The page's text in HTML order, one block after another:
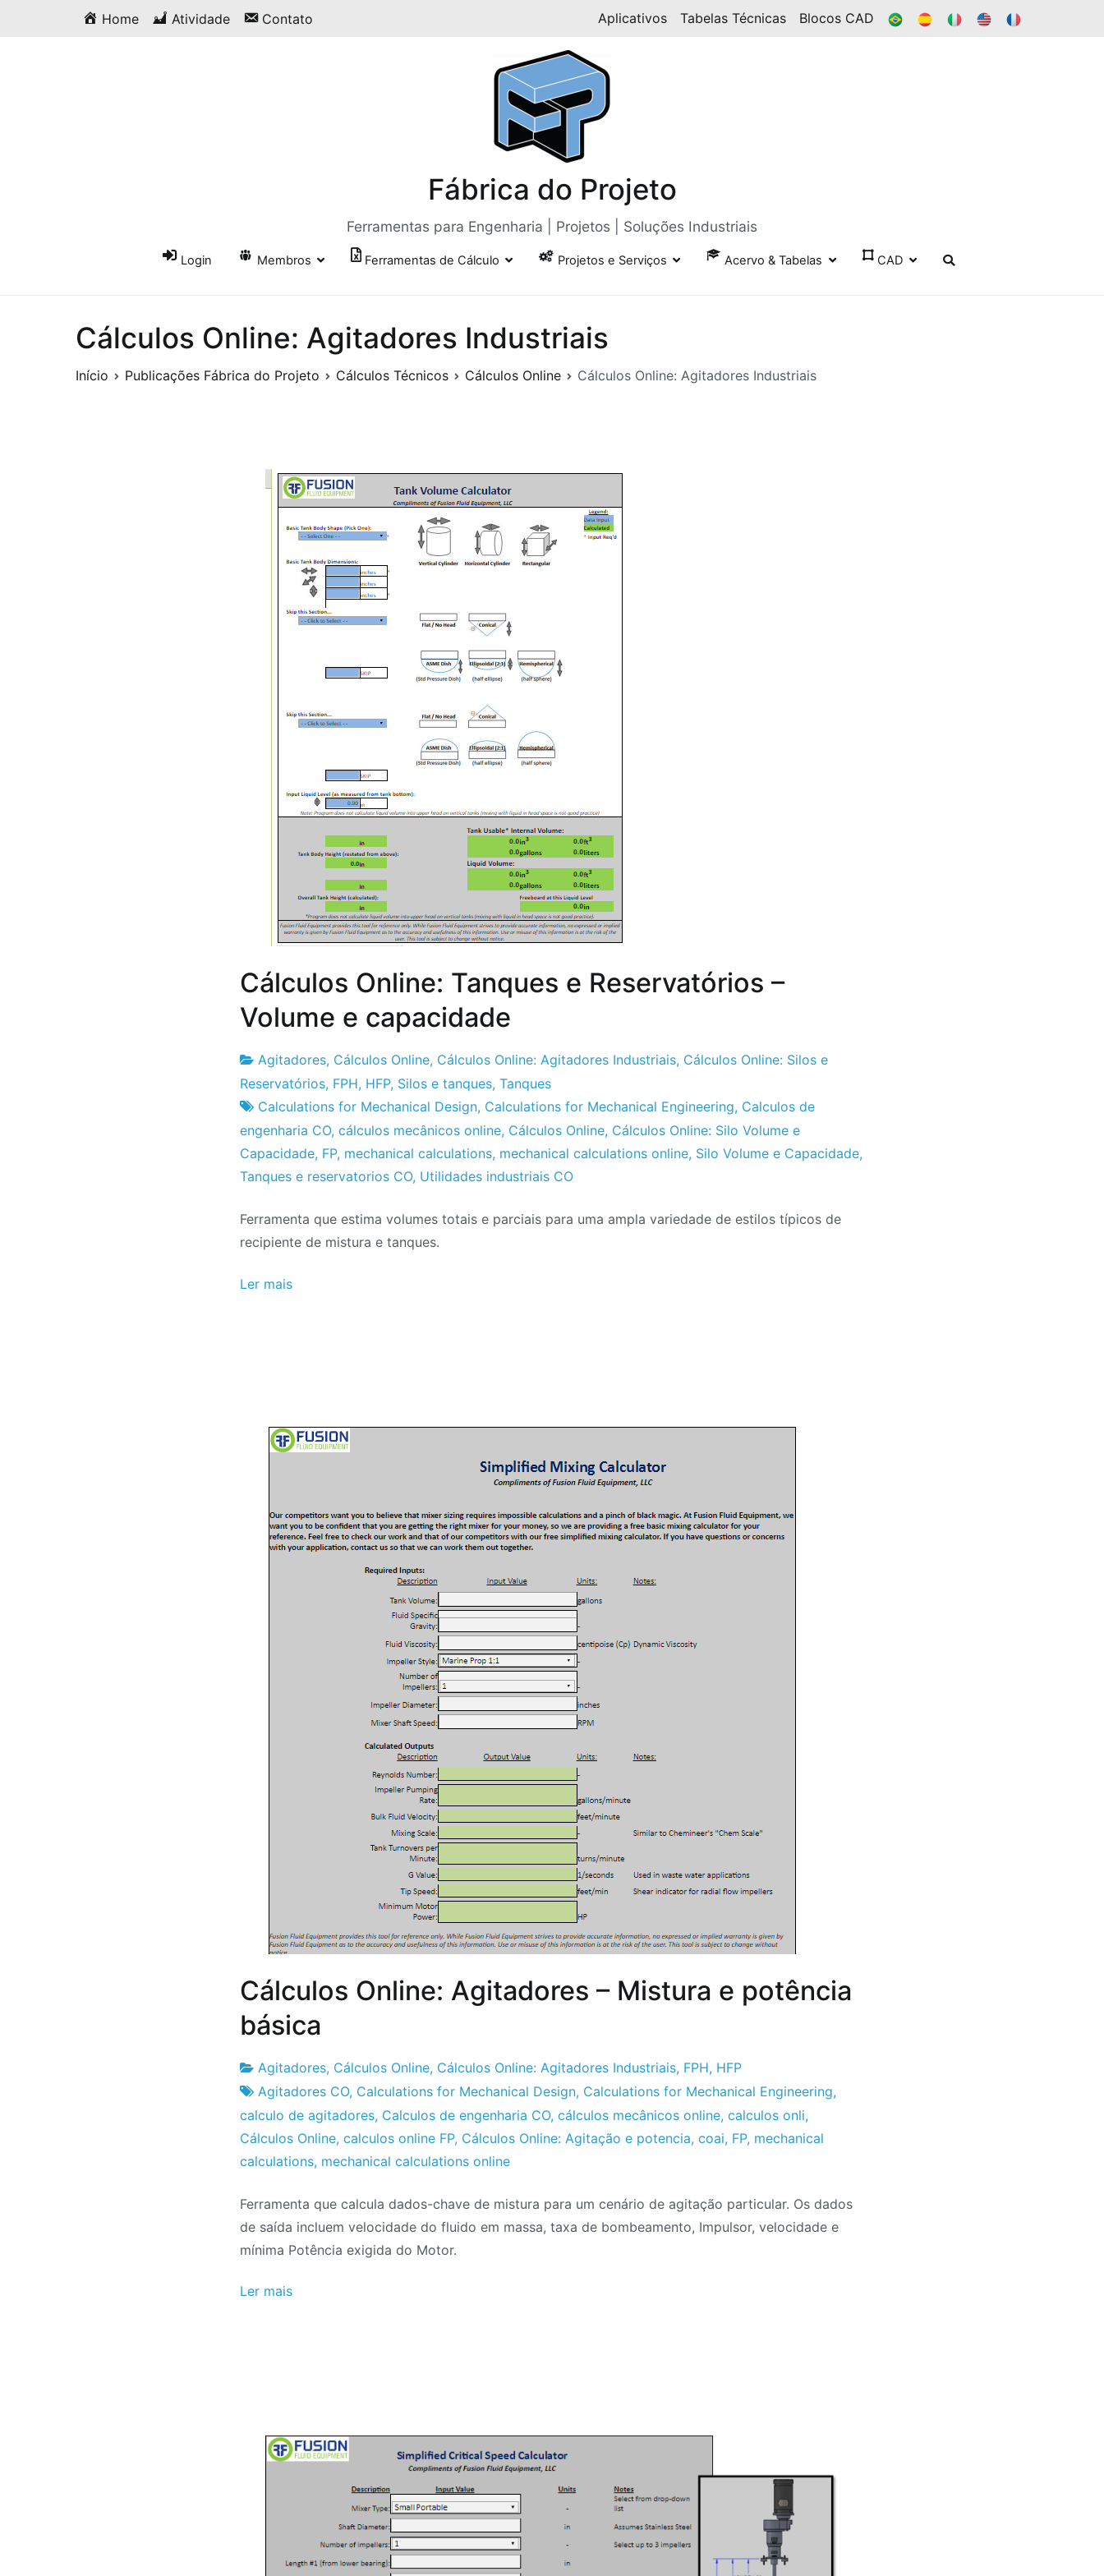
Home Atividade Contato Aplicativos Tabelas Técnicas Blocos CAD BR ES EN
Fábrica do Projeto
Ferramentas para Engenharia | Projetos | Soluções Industriais
Login Membros Ferramentas de Cálculo Projetos e Serviços Acervo & Tabelas CAD
Cálculos Online: Agitadores Industriais
Início Publicações Fábrica do Projeto Cálculos Técnicos Cálculos Online Cálculos Online: Agitadores Industriais
Cálculos Online: Tanques e Reservatórios –
Volume e capacidade
Fabrica
do
Projeto
7
de
Setembro
de
2016
Agitadores, Cálculos Online, Cálculos Online: Agitadores Industriais, Cálculos Online: Silos e
Reservatórios, FPH, HFP, Silos e tanques, Tanques
Calculations for Mechanical Design, Calculations for Mechanical Engineering, Calculos de
engenharia CO, cálculos mecânicos online, Cálculos Online, Cálculos Online: Silo Volume e
Capacidade, FP, mechanical calculations, mechanical calculations online, Silo Volume e Capacidade,
Tanques e reservatorios CO, Utilidades industriais CO
Ferramenta que estima volumes totais e parciais para uma ampla variedade de estilos típicos de
recipiente de mistura e tanques.
Ler mais
Cálculos Online: Agitadores – Mistura e potência
básica
Fabrica
do
Projeto
7
de
Setembro
de
Agitadores, Cálculos Online, Cálculos Online: Agitadores Industriais, FPH, HFP
Agitadores CO, Calculations for Mechanical Design, Calculations for Mechanical Engineering,
calculo de agitadores, Calculos de engenharia CO, cálculos mecânicos online, calculos onli,
Cálculos Online, calculos online FP, Cálculos Online: Agitação e potencia, coai, FP, mechanical
calculations, mechanical calculations online
Ferramenta que calcula dados-chave de mistura para um cenário de agitação particular. Os dados
de saída incluem velocidade do fluido em massa, taxa de bombeamento, Impulsor, velocidade e
mínima Potência exigida do Motor.
Ler mais